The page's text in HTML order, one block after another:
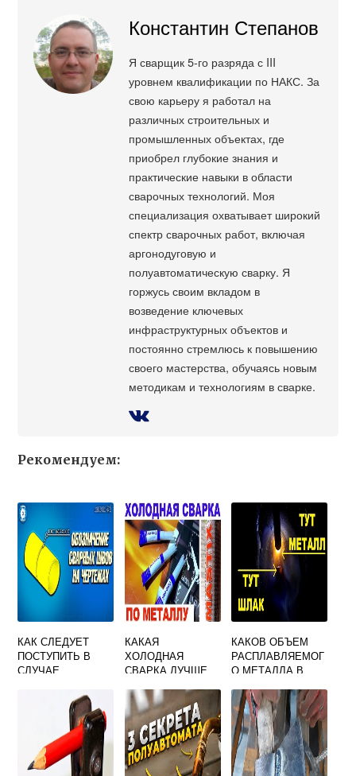
Константин Степанов
Я сварщик 5-го разряда с III
уровнем квалификации по НАКС. За
свою карьеру я работал на
различных строительных и
промышленных объектах, где
приобрел глубокие знания и
практические навыки в области
сварочных технологий. Моя
специализация охватывает широкий
спектр сварочных работ, включая
аргонодуговую и
полуавтоматическую сварку. Я
горжусь своим вкладом в
возведение ключевых
инфраструктурных объектов и
постоянно стремлюсь к повышению
своего мастерства, обучаясь новым
методикам и технологиям в сварке.
Рекомендуем:
КАК СЛЕДУЕТ
ПОСТУПИТЬ В
СЛУЧАЕ
КОРНЕВОГО
МЕХАНИЗИРОВАН
НОЙ СВАРКОЙ
КАКАЯ
ХОЛОДНАЯ
СВАРКА ЛУЧШЕ
КАКОВ ОБЪЕМ
РАСПЛАВЛЯЕМОГ
О МЕТАЛЛА В
ЫХ ПЕЧАХ И
СВАРОЧНОЙ
ВАННЕ ТАБЛИЦА